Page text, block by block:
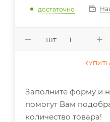
достаточно
шт
Заполните форму и
помогут Вам
количество товара!